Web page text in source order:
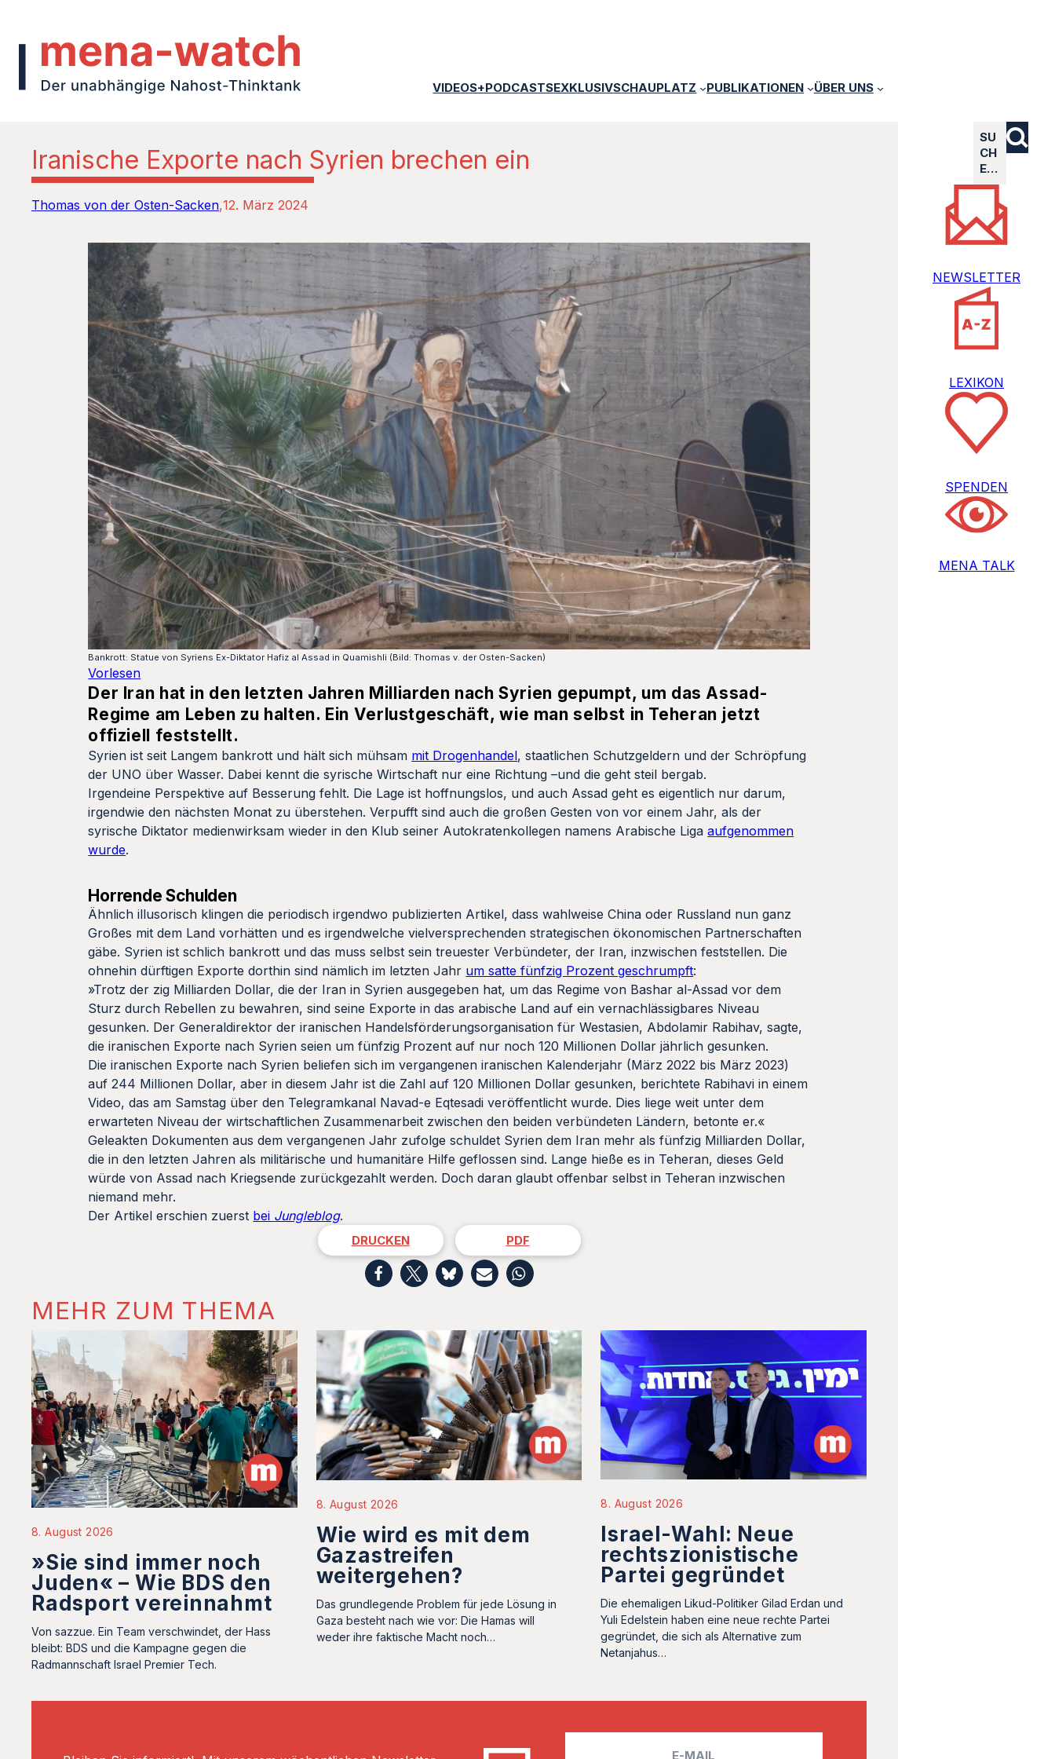
VIDEOS+PODCASTSEXKLUSIVSCHAUPLATZ PUBLIKATIONEN ÜBER UNS
Iranische Exporte nach Syrien brechen ein
Thomas von der Osten-Sacken 12. März 2024
Bankrott: Statue von Syriens Ex-Diktator Hafiz al Assad in Quamishli (Bild: Thomas v. der Osten-Sacken)
Vorlesen
Der Iran hat in den letzten Jahren Milliarden nach Syrien gepumpt, um das Assad-
Regime am Leben zu halten. Ein Verlustgeschäft, wie man selbst in Teheran jetzt
offiziell feststellt.
Syrien ist seit Langem bankrott und hält sich mühsam mit Drogenhandel, staatlichen Schutzgeldern und der Schröpfung
der UNO über Wasser. Dabei kennt die syrische Wirtschaft nur eine Richtung –und die geht steil bergab.
Irgendeine Perspektive auf Besserung fehlt. Die Lage ist hoffnungslos, und auch Assad geht es eigentlich nur darum,
irgendwie den nächsten Monat zu überstehen. Verpufft sind auch die großen Gesten von vor einem Jahr, als der
syrische Diktator medienwirksam wieder in den Klub seiner Autokratenkollegen namens Arabische Ligaaufgenommen
wurde.
Horrende Schulden
Ähnlich illusorisch klingen die periodisch irgendwo publizierten Artikel, dass wahlweise China oder Russland nun ganz
Großes mit dem Land vorhätten und es irgendwelche vielversprechenden strategischen ökonomischen Partnerschaften
gäbe. Syrien ist schlich bankrott und das muss selbst sein treuester Verbündeter, der Iran, inzwischen feststellen. Die
ohnehin dürftigen Exporte dorthin sind nämlich im letzten Jahr um satte fünfzig Prozent geschrumpft:
»Trotz der zig Milliarden Dollar, die der Iran in Syrien ausgegeben hat, um das Regime von Bashar al-Assad vor dem
Sturz durch Rebellen zu bewahren, sind seine Exporte in das arabische Land auf ein vernachlässigbares Niveau
gesunken. Der Generaldirektor der iranischen Handelsförderungsorganisation für Westasien, Abdolamir Rabihav, sagte,
die iranischen Exporte nach Syrien seien um fünfzig Prozent auf nur noch 120 Millionen Dollar jährlich gesunken.
Die iranischen Exporte nach Syrien beliefen sich im vergangenen iranischen Kalenderjahr (März 2022 bis März 2023)
auf 244 Millionen Dollar, aber in diesem Jahr ist die Zahl auf 120 Millionen Dollar gesunken, berichtete Rabihavi in einem
Video, das am Samstag über den Telegramkanal Navad-e Eqtesadi veröffentlicht wurde. Dies liege weit unter dem
erwarteten Niveau der wirtschaftlichen Zusammenarbeit zwischen den beiden verbündeten Ländern, betonte er.«
Geleakten Dokumenten aus dem vergangenen Jahr zufolge schuldet Syrien dem Iran mehr als fünfzig Milliarden Dollar,
die in den letzten Jahren als militärische und humanitäre Hilfe geflossen sind. Lange hieße es in Teheran, dieses Geld
würde von Assad nach Kriegsende zurückgezahlt werden. Doch daran glaubt offenbar selbst in Teheran inzwischen
niemand mehr.
Der Artikel erschien zuerst bei Jungleblog.
DRUCKEN PDF
MEHR ZUM THEMA
8. August 2026
»Sie sind immer noch
Juden« – Wie BDS den
Radsport vereinnahmt
Von sazzue. Ein Team verschwindet, der Hass
bleibt: BDS und die Kampagne gegen die
Radmannschaft Israel Premier Tech.
8. August 2026
Wie wird es mit dem
Gazastreifen
weitergehen?
Das grundlegende Problem für jede Lösung in
Gaza besteht nach wie vor: Die Hamas will
weder ihre faktische Macht noch…
8. August 2026
Israel-Wahl: Neue
rechtszionistische
Partei gegründet
Die ehemaligen Likud-Politiker Gilad Erdan und
Yuli Edelstein haben eine neue rechte Partei
gegründet, die sich als Alternative zum
Netanjahus…
SU
CH
E…
NEWSLETTER
LEXIKON
SPENDEN
MENA TALK